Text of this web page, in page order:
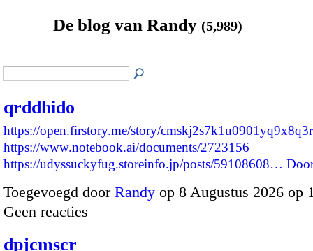
De blog van Randy (5,989)
qrddhido
https://open.firstory.me/story/
https://www.notebook.ai/documents/2723156
https://udyssuckyfug.storeinfo.jp/posts/59108608…
Toegevoegd door Randy op 8 Augustus 2026
Geen reacties
dpjcmscr